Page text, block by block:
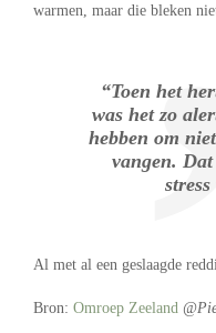
warmen, maar die bleken
“Toen het
was het zo
hebben om
vangen.
Al met al een geslaagde
Bron: Omroep Zeeland